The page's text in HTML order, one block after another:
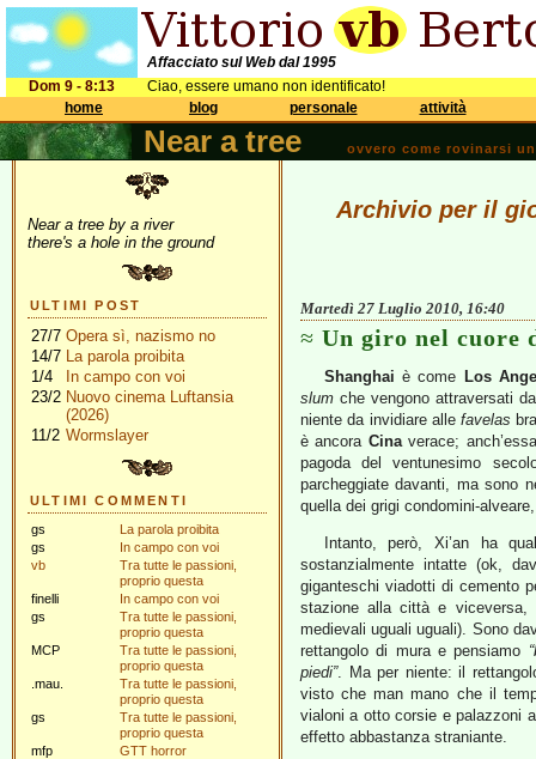
Affacciato sul Web dal 1995
Dom 9 - 8:13
Ciao, essere umano non identificato!
home
blog personale attività
Near a tree ovvero come rovinarsi
Near a tree by a river
there's a hole in the ground
ULTIMI POST
27/7 Opera sì, nazismo no
14/7 La parola proibita
1/4
In campo con voi
23/2 Nuovo cinema Luftansia
(2026)
11/2 Wormslayer
ULTIMI COMMENTI
gs
La parola proibita
gs
In campo con voi
vb
Tra tutte le passioni,
proprio questa
finelli
In campo con voi
gs
Tra tutte le passioni,
proprio questa
MCP
Tra tutte le passioni,
proprio questa
.mau.
Tra tutte le passioni,
proprio questa
gs
Tra tutte le passioni,
proprio questa
mfp
GTT horror
Archivio per il
Martedì 27 Luglio 2010, 16:40
Un giro nel cuore
Shanghai è come Los
slum che vengono attraversati
niente da invidiare alle favelas
è ancora Cinaverace;
pagoda del ventunesimo
parcheggiate davanti, ma sono
quella dei grigi condomini-
Intanto, però, Xi’an ha
sostanzialmente intatte (ok,
giganteschi viadotti di cemento
stazione alla città e
medievali uguali uguali). Sono
rettangolo di mura e pensiamo
piedi”. Ma per niente: il
visto che man mano che il
vialoni a otto corsie e palazzoni
effetto abbastanza straniante.